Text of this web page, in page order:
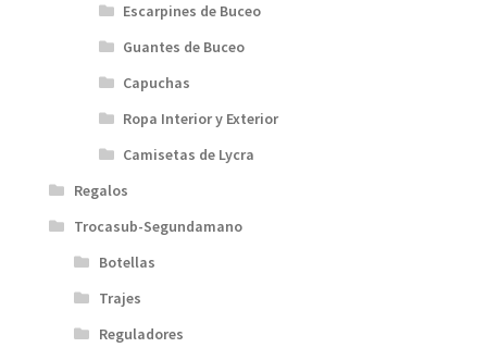
Escarpines de Buceo
Guantes de Buceo
Capuchas
Ropa Interior y Exterior
Camisetas de Lycra
Regalos
Trocasub-Segundamano
Botellas
Trajes
Reguladores